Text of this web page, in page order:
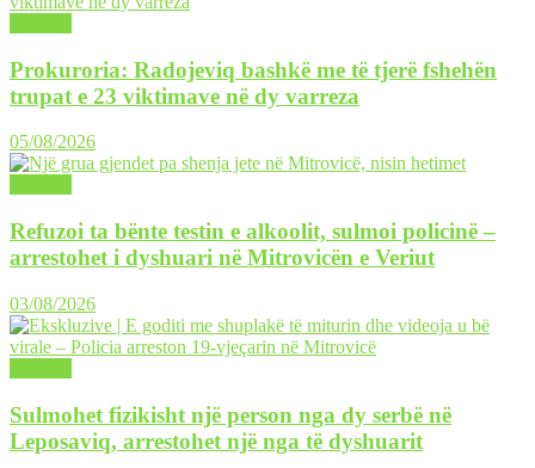
Prokuroria: Radojeviq bashkë me të tjerë fshehën
trupat e 23 viktimave në dy varreza
05/08/2026
Refuzoi ta bënte testin e alkoolit, sulmoi policinë –
arrestohet i dyshuari në Mitrovicën e Veriut
03/08/2026
Sulmohet fizikisht një person nga dy serbë në
Leposaviq, arrestohet një nga të dyshuarit